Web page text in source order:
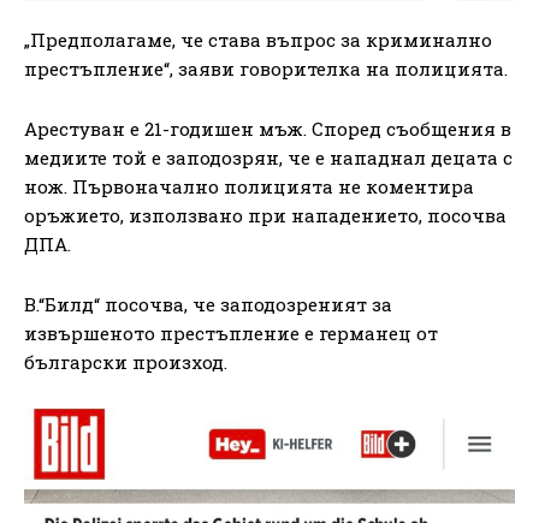
„Предполагаме, че става въпрос за криминално
престъпление“, заяви говорителка на полицията.
Арестуван е 21-годишен мъж. Според съобщения в
медиите той е заподозрян, че е нападнал децата с
нож. Първоначално полицията не коментира
оръжието, използвано при нападението, посочва
ДПА.
В.“Билд“ посочва, че заподозреният за
извършеното престъпление е германец от
български произход.